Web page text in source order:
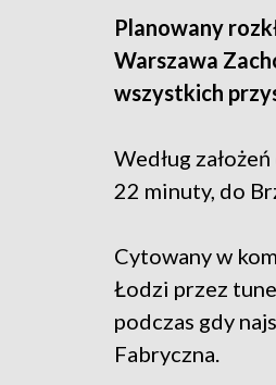
Planowany
Warszawa
wszystkich
Według
22 minuty, do
Cytowany w
Łodzi przez
podczas gdy
Fabryczna.